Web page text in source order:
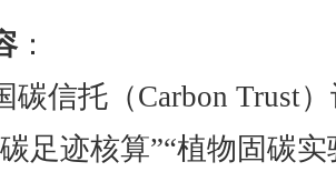
：
碳信托（Carbon Trust
足迹核算”“植物固碳